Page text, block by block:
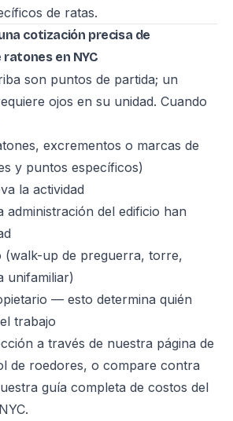
de ratas.
cotización precisa de
en NYC
son puntos de partida; un
ojos en su unidad. Cuando
excrementos o marcas de
y puntos específicos)
la actividad
administración del edificio han
(walk-up de preguerra, torre,
unifamiliar)
— esto determina quién
trabajo
a través de nuestra página de
de roedores, o compare contra
guía completa de costos del
.